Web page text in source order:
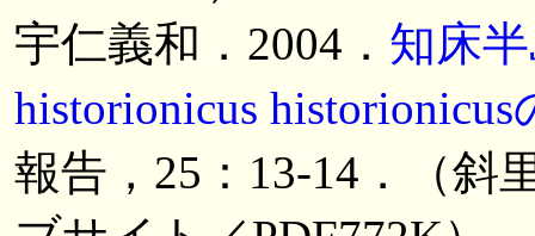
宇仁義和．2004． 知床
historionicus historionicus
報告，25：13-14．（斜